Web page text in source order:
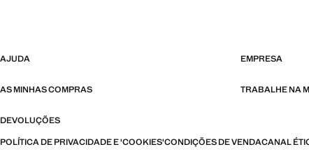
AJUDA EMPRESA
AS MINHAS COMPRAS TRABALHE NA
DEVOLUÇÕES
POLÍTICA DE PRIVACIDADE E 'COOKIES'CONDIÇÕES DE VENDACANAL